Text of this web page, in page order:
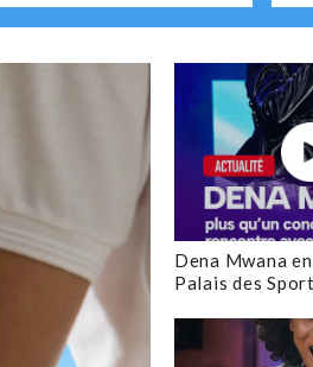
Dena Mwana
Palais des